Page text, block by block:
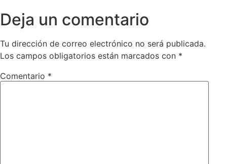
Deja un comentario
Tu dirección de correo electrónico no será publicada.
Los campos obligatorios están marcados con *
Comentario *